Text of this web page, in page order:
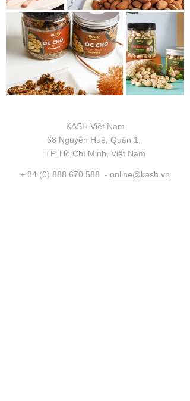
KASH Việt Nam
68 Nguyễn Huệ, Quận 1,
TP. Hồ Chí Minh, ​Việt Nam
+ 84 (0) 888 670 588 - online@kash.vn